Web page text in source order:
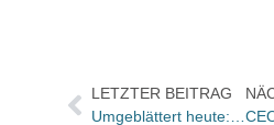
LETZTER BEITRAG
Umgeblättert heute: „Ein reisender Schriftsteller und schreibender Kosmopolit“ – Zum Tod des Literaturnobelpreisträgers V.S.Naipaul